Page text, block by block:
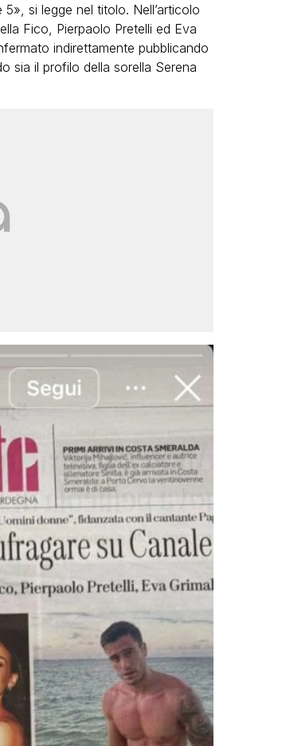
si legge nel titolo. Nell’articolo
Fico, Pierpaolo Pretelli ed Eva
indirettamente pubblicando
sia il profilo della sorella Serena